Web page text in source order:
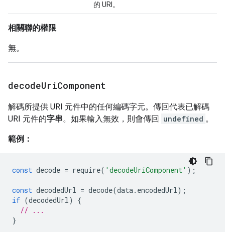
的 URI。
相關聯的權限
無。
decodeUriComponent
解碼所提供 URI 元件中的任何編碼字元。傳回代表已解碼
URI 元件的字串。如果輸入無效，則會傳回 undefined 。
範例：
const decode = require( 'decodeUriComponent' );
const decodedUrl = decode(data. encodedUrl);
if (decodedUrl)
{
// ...
}